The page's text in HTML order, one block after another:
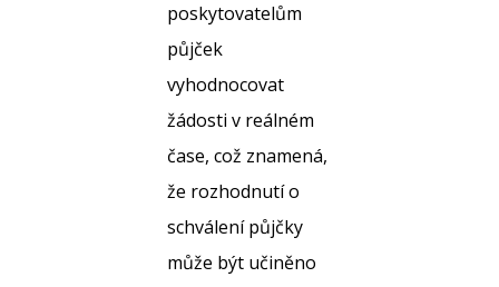
poskytovatelům
půjček
vyhodnocovat
žádosti v reálném
čase, což znamená,
že rozhodnutí o
schválení půjčky
může být učiněno